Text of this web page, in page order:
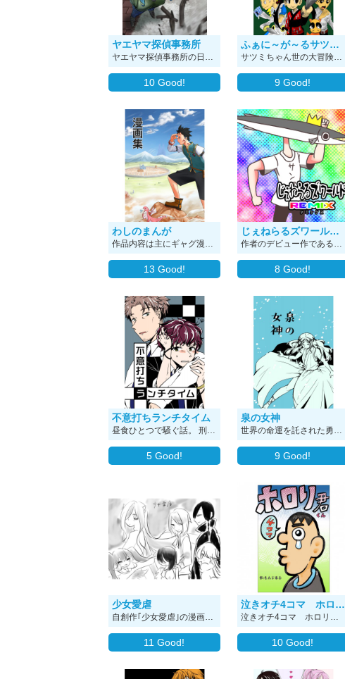
ヤエヤマ探偵事務所
ヤエヤマ探偵事務所の日課は「浮気調査」や「迷いペット探し」などである。
10Good!
ふぁに～が～るサツミちゃん
サツミちゃん世の大冒険ファンタジー！
9 Good!
わしのまんが
作品内容は主にギャグ漫画です 表紙画像、新しいのに変えました。（気分です）
13 Good!
じぇねらるズワールドREMIX（横読み版）
作者のデビュー作である「じぇねらるズワールド」の横読み再構成版です。 毎回奇妙なキャラ達がてんやわんやする作品です。
8 Good!
不意打ちランチタイム
昼食ひとつで騒ぐ話。 刑事か、はたまた探偵か、青年とその先輩のおじさんが張り込み中にわちゃわちゃしてるだけのBL（仮）の話です。 2018年の読み切り漫画です。
5Good!
泉の女神
世界の命運を託された勇者の話。 神託で選ばれた勇者が魔王を倒しに行く途中、森の中で敵陣営の魔族に出会いました。 みたいなコッテコテのファンタジー。 に見せかけた、単なるギャグマンガです。2018年の読み切り作品です。 ちょっとバイオレンスかもしれません。
9 Good!
少女愛虐
自創作｢少女愛虐｣の漫画です。 ギャグ漫画ですが年の差恋愛要素、差別的表現、流血表現、異種族あり。 ※この物語はフィクションです。
11 Good!
泣きオチ4コマ ホロリ君
泣きオチ4コマ ホロリ君 世の中には泣いてしまうことだってある 世界や社会に落っこちた、その涙 マンガに描きました。 ホロリと泣きオチ、今日も行く！
10 Good!